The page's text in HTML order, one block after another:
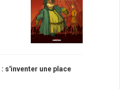
: s'inventer une place